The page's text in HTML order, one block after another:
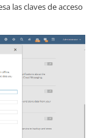
las claves de acceso